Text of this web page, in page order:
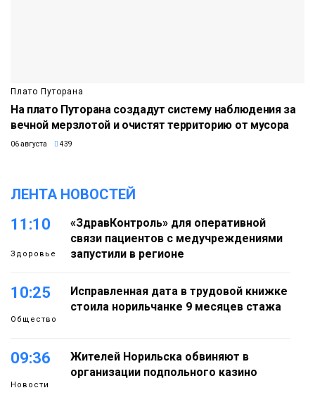
Плато Путорана
На плато Путорана создадут систему наблюдения за
вечной мерзлотой и очистят территорию от мусора
06 августа 439
ЛЕНТА НОВОСТЕЙ
11:10
Здоровье
«ЗдравКонтроль» для оперативной
связи пациентов с медучреждениями
запустили в регионе
10:25
Общество
Исправленная дата в трудовой книжке
стоила норильчанке 9 месяцев стажа
09:36
Новости
Жителей Норильска обвиняют в
организации подпольного казино